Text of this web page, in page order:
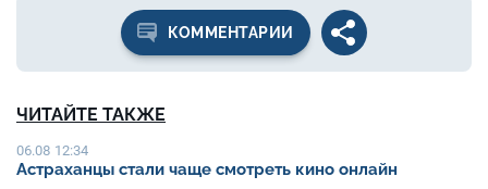
КОММЕНТАРИИ
ЧИТАЙТЕ ТАКЖЕ
06.08 12:34
Астраханцы стали чаще смотреть кино онлайн